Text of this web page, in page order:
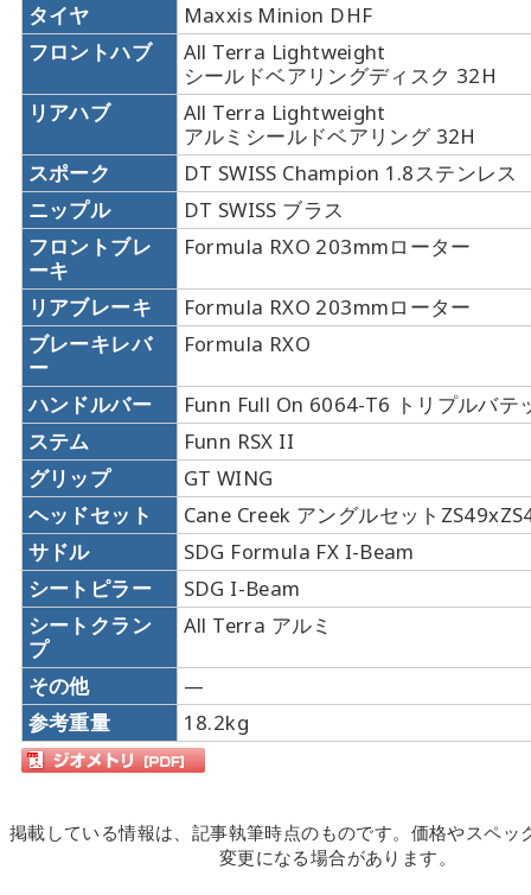
タイヤ
Maxxis Minion DHF
フロントハブ
All Terra Lightweight
シールドベアリングディスク 32H
リアハブ
All Terra Lightweight
アルミシールドベアリング 32H
スポーク
DT SWISS Champion 1.8ステンレス
ニップル
DT SWISS ブラス
フロントブレ
ーキ
Formula RXO 203mmローター
リアブレーキ
Formula RXO 203mmローター
ブレーキレバ
ー
Formula RXO
ハンドルバー
Funn Full On 6064-T6 トリプルバテ
ステム
Funn RSX II
グリップ
GT WING
ヘッドセット
Cane Creek アングルセット
サドル
SDG Formula FX I-Beam
シートピラー
SDG I-Beam
シートクラン
プ
All Terra アルミ
その他
—
参考重量
18.2kg
掲載している情報は、記事執筆時点のものです。価格やスペッ
変更になる場合があります。